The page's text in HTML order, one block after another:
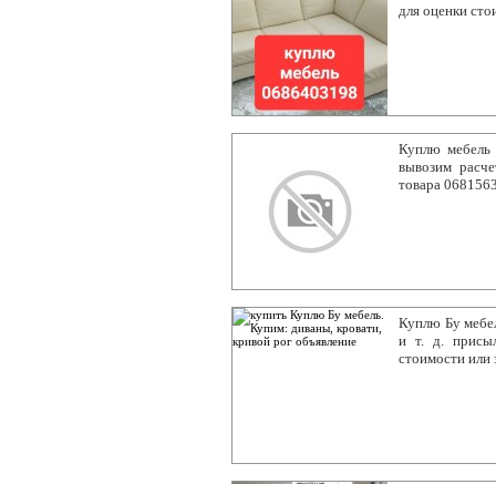
для оценки
Куплю мебель
вывозим
товара
Куплю Бу
и т. д.
стоимости или